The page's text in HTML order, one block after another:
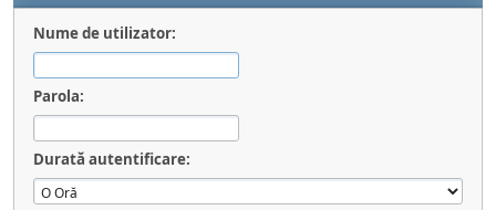
Nume de utilizator:
Parola:
Durată autentificare: